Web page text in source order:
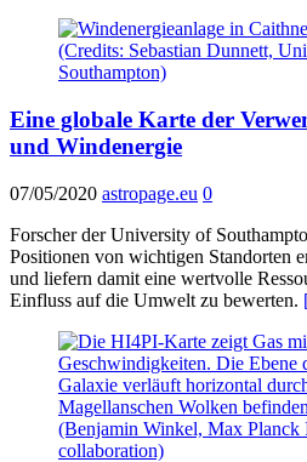
Eine globale Karte der
und Windenergie
07/05/2020 astropage.eu 0
Forscher der University of
Positionen von wichtigen Standorten
und liefern damit eine wertvolle
Einfluss auf die Umwelt zu bewerten.